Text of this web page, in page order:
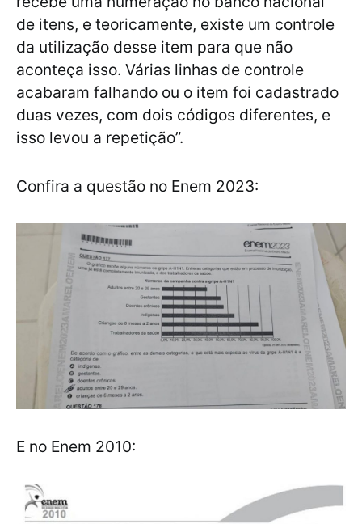
de itens, e teoricamente, existe um controle
da utilização desse item para que não
aconteça isso. Várias linhas de controle
acabaram falhando ou o item foi cadastrado
duas vezes, com dois códigos diferentes, e
isso levou a repetição”.
Confira a questão no Enem 2023:
E no Enem 2010: